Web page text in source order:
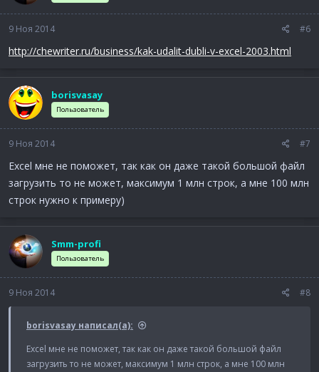
9 Ноя 2014 #6
http://chewriter.ru/business/kak-udalit-dubli-v-excel-2003.html
borisvasay
Пользователь
9 Ноя 2014 #7
Excel мне не поможет, так как он даже такой большой файл
загрузить то не может, максимум 1 млн строк, а мне 100 млн
строк нужно к примеру)
Smm-profi
Пользователь
9 Ноя 2014 #8
borisvasay написал(а):
Excel мне не поможет, так как он даже такой большой файл
загрузить то не может, максимум 1 млн строк, а мне 100 млн